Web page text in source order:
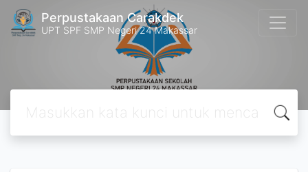
Perpustakaan Carakdek
UPT SPF SMP Negeri 24 Makassar